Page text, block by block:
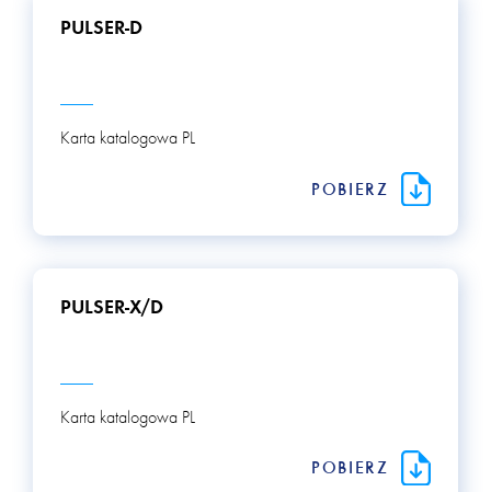
PULSER-D
Karta katalogowa PL
POBIERZ
PULSER-X/D
Karta katalogowa PL
POBIERZ